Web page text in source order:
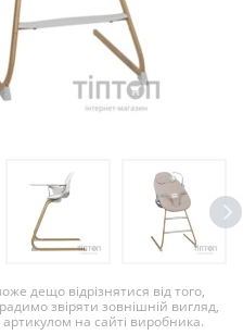
дещо відрізнятися від того,
звіряти зовнішній вигляд,
артикулом на сайті виробника.